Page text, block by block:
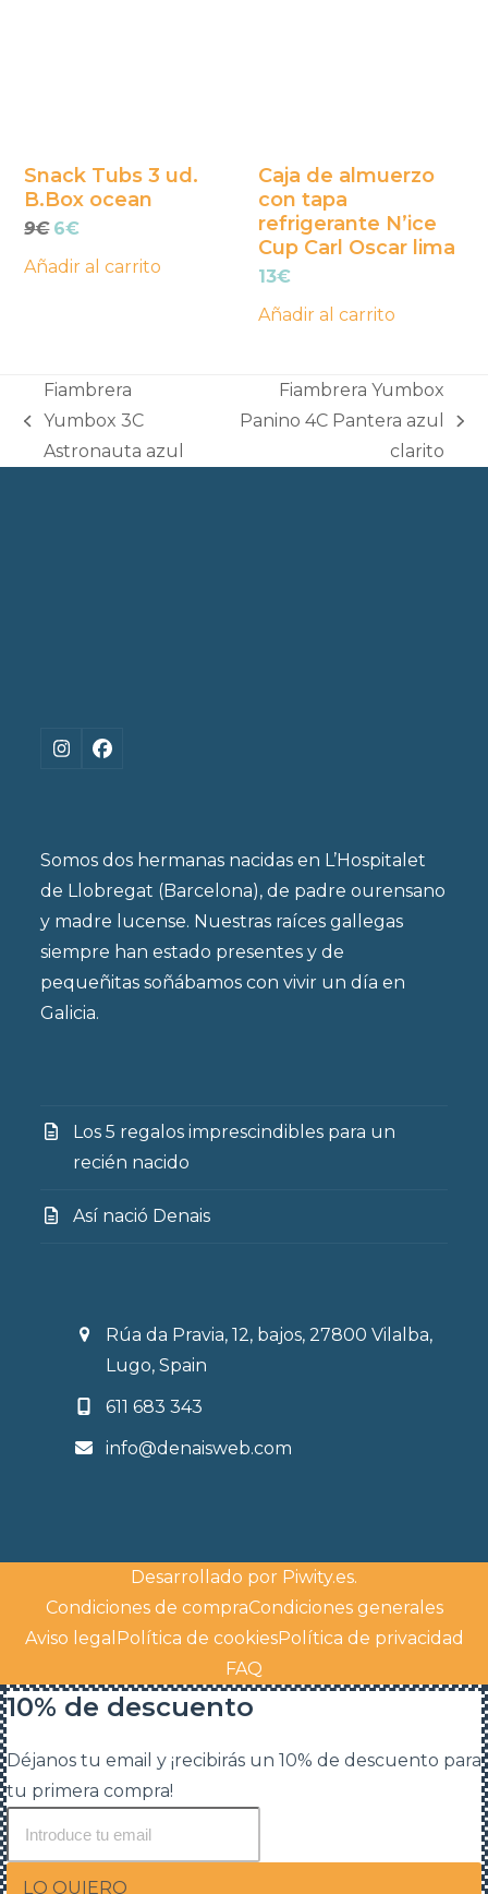
Snack Tubs 3 ud.
B.Box ocean
9€ El
original
6€
actual
Añadir al carrito
Caja de almuerzo
con tapa
refrigerante N’ice
Cup Carl Oscar lima
13€
Añadir al carrito
previous
post:
Fiambrera
Yumbox 3C
Astronauta azul
post:
Fiambrera Yumbox
Panino 4C Pantera azul
clarito
Instagram
Facebook
Somos dos hermanas nacidas en L’Hospitalet
de Llobregat (Barcelona), de padre ourensano
y madre lucense. Nuestras raíces gallegas
siempre han estado presentes y de
pequeñitas soñábamos con vivir un día en
Galicia.
Los 5 regalos imprescindibles para un
recién nacido
Así nació Denais
Rúa da Pravia, 12, bajos, 27800 Vilalba,
Lugo, Spain
611 683 343
info@denaisweb.com
Desarrollado por Piwity.es.
Condiciones de compraCondiciones generales
Aviso legal Política de cookiesPolítica de privacidad
FAQ
10% de descuento
Déjanos tu email y ¡recibirás un 10% de descuento para
tu primera compra!
LO QUIERO